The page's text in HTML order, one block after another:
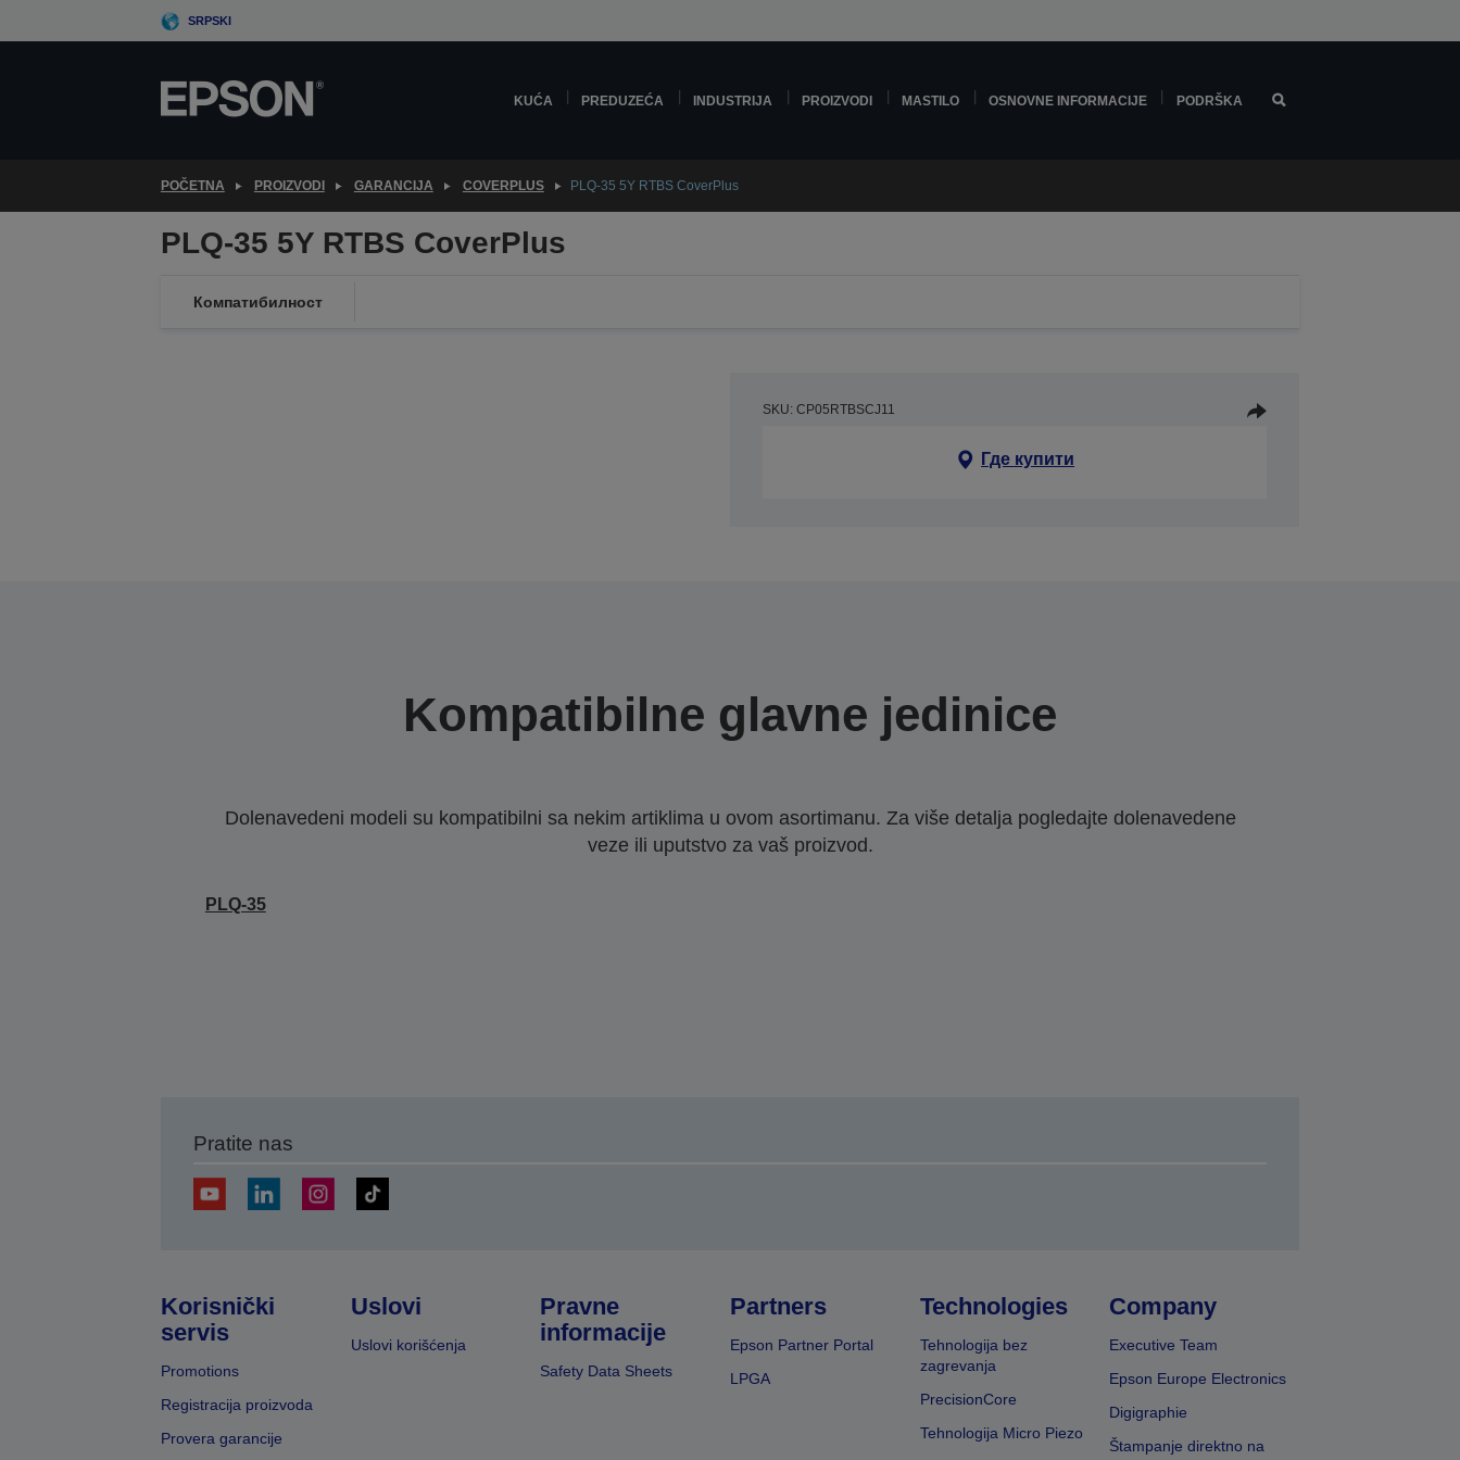
to
SRPSKI
KUĆA PREDUZEĆA INDUSTRIJA PROIZVODI MASTILO OSNOVNE INFORMACIJE PODRŠKA
POČETNA PROIZVODI GARANCIJA COVERPLUS PLQ-35 5Y RTBS CoverPlus
PLQ-35 5Y RTBS CoverPlus
Компатибилност
SKU: CP05RTBSCJ11
Где купити
Kompatibilne glavne jedinice
Dolenavedeni modeli su kompatibilni sa nekim artiklima u ovom asortimanu. Za više detalja pogledajte dolenavedene
veze ili uputstvo za vaš proizvod.
PLQ-35
Pratite nas
Korisnički
servis
Promotions
Registracija proizvoda
Provera garancije
Uslovi
Uslovi korišćenja
Pravne
informacije
Safety Data Sheets
Partners
Epson Partner Portal
LPGA
Technologies
Tehnologija bez
zagrevanja
PrecisionCore
Tehnologija Micro Piezo
Company
Executive Team
Epson Europe Electronics
Digigraphie
Štampanje direktno na